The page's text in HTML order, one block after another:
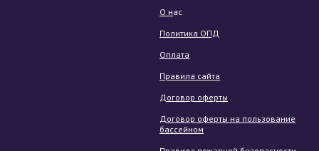
О нас
Политика ОПД
Оплата
Правила сайта
Договор оферты
Договор оферты на пользование
бассейном